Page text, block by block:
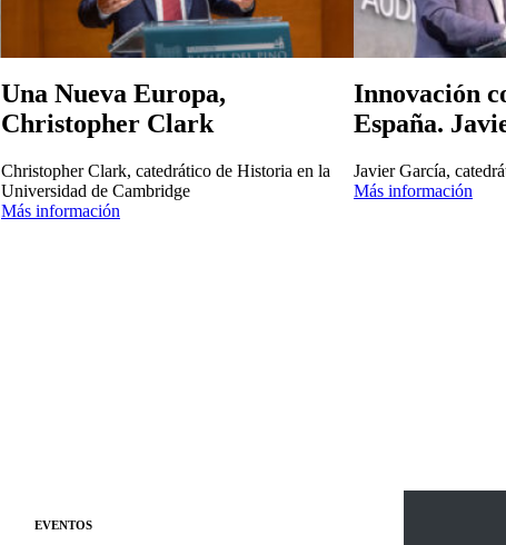
Una Nueva Europa,
Christopher Clark
Christopher Clark, catedrático de Historia en la
Universidad de Cambridge
Más información
Innovación
España.
Javier García,
Más información
EVENTOS